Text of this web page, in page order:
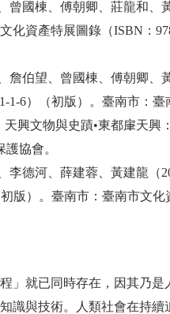
曾國棟、傅朝卿、莊龍和
化資產特展圖錄（ISBN：
詹伯望、曾國棟、傅朝卿
1-6）（初版）。臺南市：臺
天興文物與史蹟•東都肁天
協會。
李德河、薛建蓉、黃建龍
初版）。臺南市：臺南市文化
」就已同時存在，因其乃
識與技術。人類社會在持